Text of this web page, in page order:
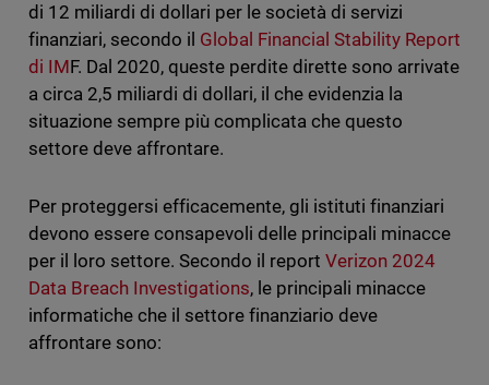
di 12 miliardi di dollari per le società di servizi
finanziari, secondo il Global Financial Stability Report
di IMF. Dal 2020, queste perdite dirette sono arrivate
a circa 2,5 miliardi di dollari, il che evidenzia la
situazione sempre più complicata che questo
settore deve affrontare.
Per proteggersi efficacemente, gli istituti finanziari
devono essere consapevoli delle principali minacce
per il loro settore. Secondo il reportVerizon 2024
Data Breach Investigations, le principali minacce
informatiche che il settore finanziario deve
affrontare sono: